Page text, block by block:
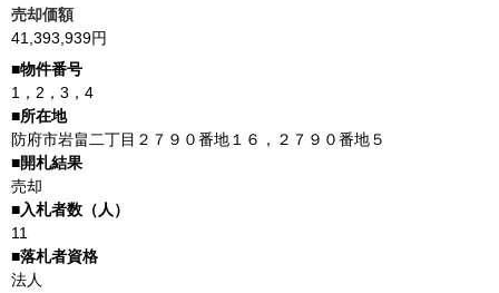
売却価額
41,393,939円
1，2，3，4
防府市岩畠二丁目２７９０番地１６，２７９０番地５
売却
11
法人